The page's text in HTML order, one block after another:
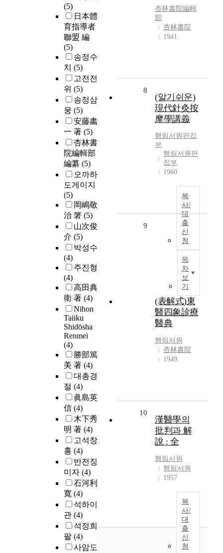
(5)
日本體
育指導者
聯盟 編
(5)
송정수
치 (5)
고전전
위 (5)
송정삼
웅 (5)
安藤畵
一 著 (5)
杏林書
院編輯部
編纂 (5)
오까하
도게이지
(5)
岡嶋敬
治 箸 (5)
山次俊
介 (5)
박성수
(4)
주진형
(4)
高田典
衛 著 (4)
Nihon
Taiiku
Shidōsha
Renmei
(4)
勝部篤
美 著 (4)
대총경
절 (4)
眞島英
信 (4)
木下秀
明 著 (4)
고석창
홍 (4)
반전징
미자 (4)
石河利
寬 (4)
석하이
관 (4)
석정희
팔 (4)
사암도
杏林書院編輯
部
杏林書院
1941
8
(알기쉬운)
現代針灸按
摩學講義
행림서원편집
부
행림서원편
집부
1960
복
사/
대
출
신
청
목
차
보
기
9
(表解式)東
醫四象診療
醫典
행림서원
杏林書院
1949
10
漢醫學의
批判과 解
說 : 全
행림서원
행림서원
1957
복
사/
대
출
신
청